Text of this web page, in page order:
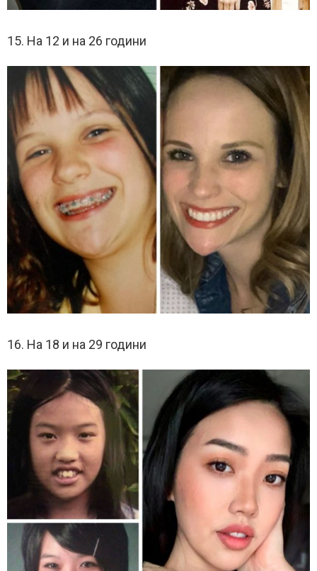
15. На 12 и на 26 години
16. На 18 и на 29 години